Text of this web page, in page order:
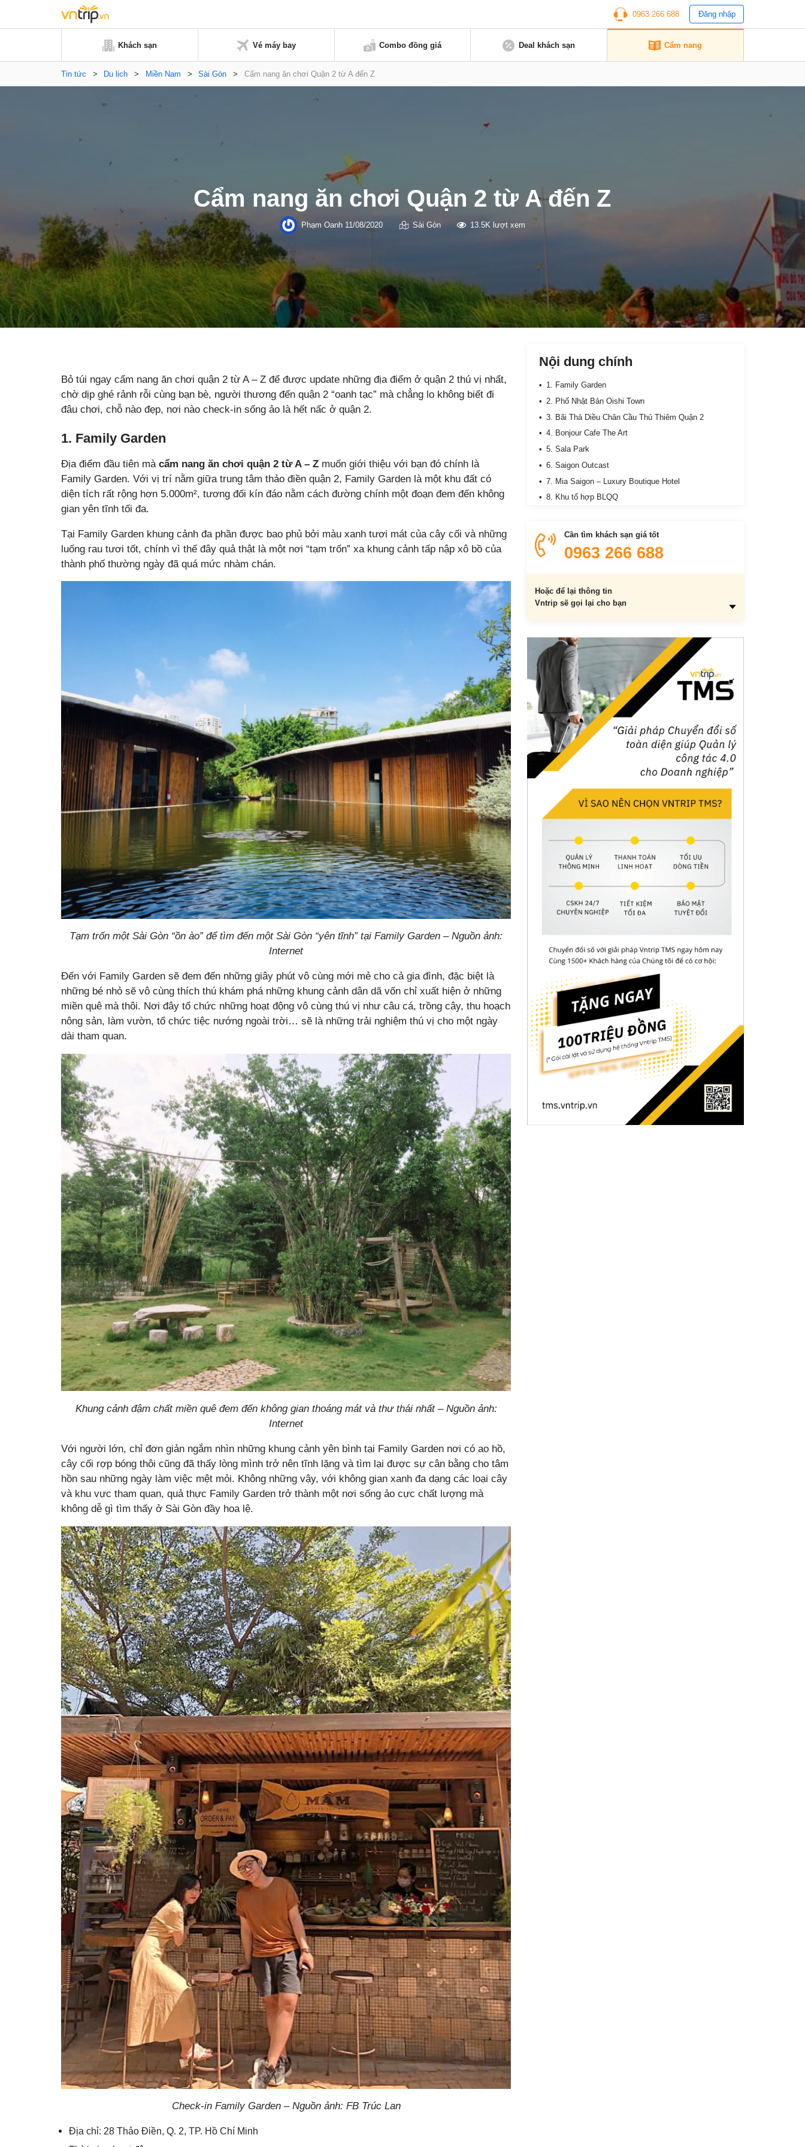
0963 266 688 Đăng nhập
Khách sạn Vé máy bay Combo đồng giá Deal khách sạn Cẩm nang
Tin tức > Du lịch > Miền Nam > Sài Gòn > Cẩm nang ăn chơi Quận 2 từ A đến Z
Cẩm nang ăn chơi Quận 2 từ A đến Z
Phạm Oanh 11/08/2020 Sài Gòn 13.5K lượt xem
Bỏ túi ngay cẩm nang ăn chơi quận 2 từ A – Z để được update những địa điểm ở quận 2 thú vị nhất,
chờ dịp ghé rảnh rỗi cùng bạn bè, người thương đến quận 2 “oanh tạc” mà chẳng lo không biết đi
đâu chơi, chỗ nào đẹp, nơi nào check-in sống ảo là hết nấc ở quận 2.
1. Family Garden
Địa điểm đầu tiên mà cẩm nang ăn chơi quận 2 từ A – Z muốn giới thiệu với bạn đó chính là
Family Garden. Với vị trí nằm giữa trung tâm thảo điền quận 2, Family Garden là một khu đất có
diện tích rất rộng hơn 5.000m², tương đối kín đáo nằm cách đường chính một đoạn đem đến không
gian yên tĩnh tối đa.
Tại Family Garden khung cảnh đa phần được bao phủ bởi màu xanh tươi mát của cây cối và những
luống rau tươi tốt, chính vì thế đây quả thật là một nơi “tạm trốn” xa khung cảnh tấp nập xô bồ của
thành phố thường ngày đã quá mức nhàm chán.
Tạm trốn một Sài Gòn “ồn ào” để tìm đến một Sài Gòn “yên tĩnh” tại Family Garden – Nguồn ảnh:
Internet
Đến với Family Garden sẽ đem đến những giây phút vô cùng mới mẻ cho cả gia đình, đặc biệt là
những bé nhỏ sẽ vô cùng thích thú khám phá những khung cảnh dân dã vốn chỉ xuất hiện ở những
miền quê mà thôi. Nơi đây tổ chức những hoạt động vô cùng thú vị như câu cá, trồng cây, thu hoạch
nông sản, làm vườn, tổ chức tiệc nướng ngoài trời… sẽ là những trải nghiệm thú vị cho một ngày
dài tham quan.
Khung cảnh đậm chất miền quê đem đến không gian thoáng mát và thư thái nhất – Nguồn ảnh:
Internet
Với người lớn, chỉ đơn giản ngắm nhìn những khung cảnh yên bình tại Family Garden nơi có ao hồ,
cây cối rợp bóng thôi cũng đã thấy lòng mình trở nên tĩnh lặng và tìm lại được sự cân bằng cho tâm
hồn sau những ngày làm việc mệt mỏi. Không những vậy, với không gian xanh đa dạng các loại cây
và khu vực tham quan, quả thực Family Garden trở thành một nơi sống ảo cực chất lượng mà
không dễ gì tìm thấy ở Sài Gòn đầy hoa lệ.
Check-in Family Garden – Nguồn ảnh: FB Trúc Lan
Địa chỉ: 28 Thảo Điền, Q. 2, TP. Hồ Chí Minh
Nội dung chính
1. Family Garden
2. Phố Nhật Bản Oishi Town
3. Bãi Thả Diều Chân Cầu Thủ Thiêm Quận 2
4. Bonjour Cafe The Art
5. Sala Park
6. Saigon Outcast
7. Mia Saigon – Luxury Boutique Hotel
8. Khu tổ hợp BLQQ
Cần tìm khách sạn giá tốt
0963 266 688
Hoặc để lại thông tin
Vntrip sẽ gọi lại cho bạn